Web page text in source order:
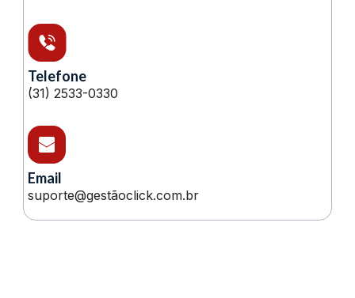
Telefone
(31) 2533-0330
Email
suporte@gestãoclick.com.br